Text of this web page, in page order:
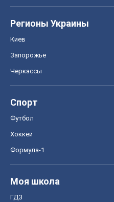
Регионы Украины
Киев
Запорожье
Черкассы
Спорт
Футбол
Хоккей
Формула-1
Моя школа
ГДЗ